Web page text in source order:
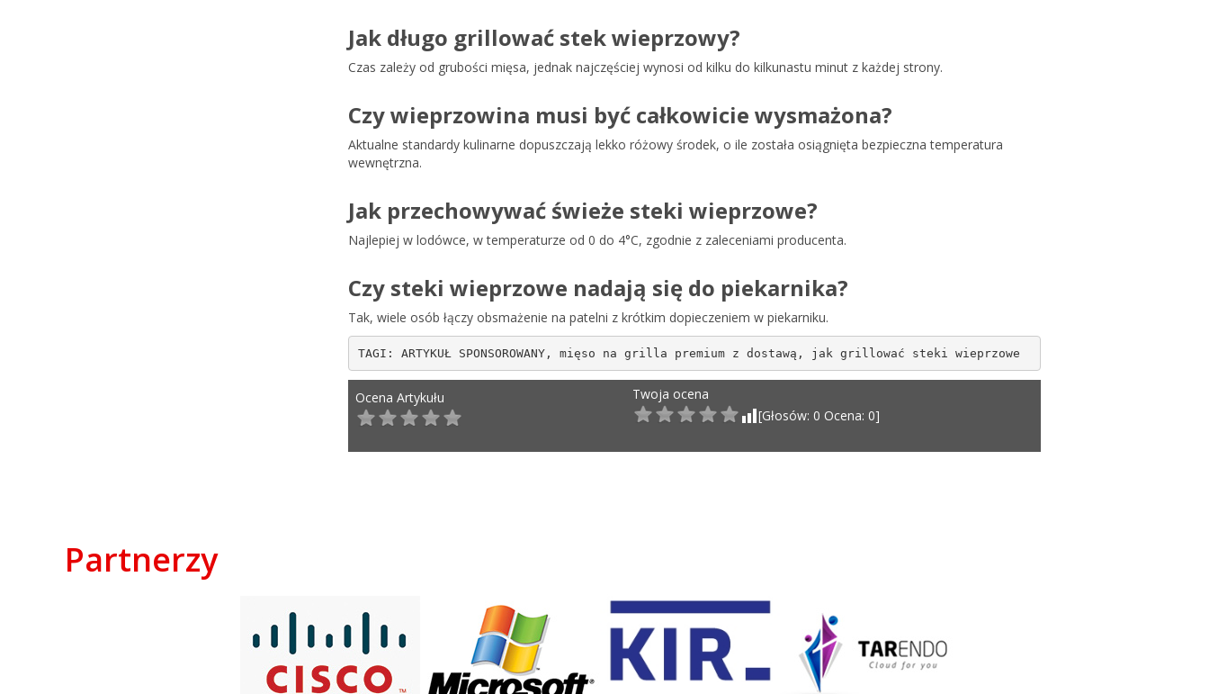
Jak długo grillować stek wieprzowy?
Czas zależy od grubości mięsa, jednak najczęściej wynosi od kilku do kilkunastu minut z każdej strony.
Czy wieprzowina musi być całkowicie wysmażona?
Aktualne standardy kulinarne dopuszczają lekko różowy środek, o ile została osiągnięta bezpieczna temperatura
wewnętrzna.
Jak przechowywać świeże steki wieprzowe?
Najlepiej w lodówce, w temperaturze od 0 do 4°C, zgodnie z zaleceniami producenta.
Czy steki wieprzowe nadają się do piekarnika?
Tak, wiele osób łączy obsmażenie na patelni z krótkim dopieczeniem w piekarniku.
TAGI: ARTYKUŁ SPONSOROWANY, mięso na grilla premium z dostawą, jak grillować steki wieprzowe
Ocena Artykułu
Twoja ocena
[Głosów: 0 Ocena: 0]
Post navigation
Partnerzy